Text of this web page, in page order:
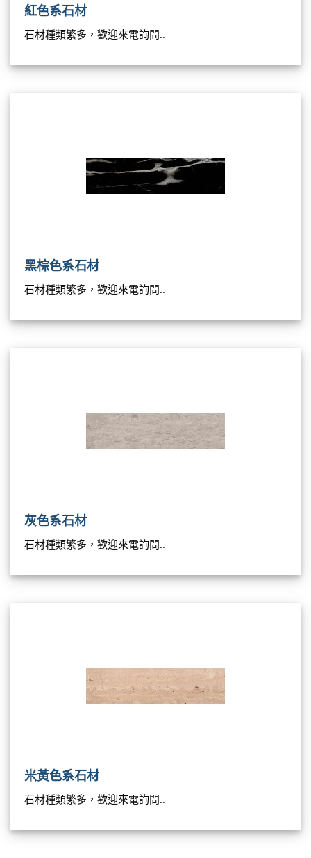
紅色系石材
石材種類繁多，歡迎來電詢問..
黑棕色系石材
石材種類繁多，歡迎來電詢問..
灰色系石材
石材種類繁多，歡迎來電詢問..
米黃色系石材
石材種類繁多，歡迎來電詢問..